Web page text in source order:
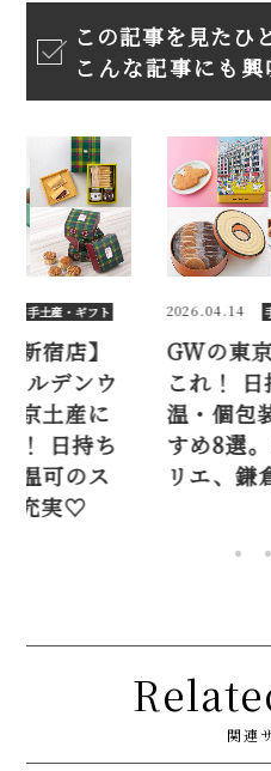
この記事を見たひ
こんな記事にも興
手土産・ギフト
京手土産は
持ち・常
装のおす
クラブハ
倉紅谷…
2025.08.23
レバー好
る、簡単
ラ炒め」
下処理、
用、味付
関連